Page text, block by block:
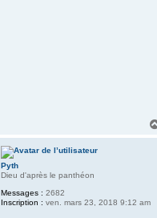
Pyth
Dieu d'après le panthéon
Messages : 2682
Inscription : ven. mars 23, 2018 9:12 am